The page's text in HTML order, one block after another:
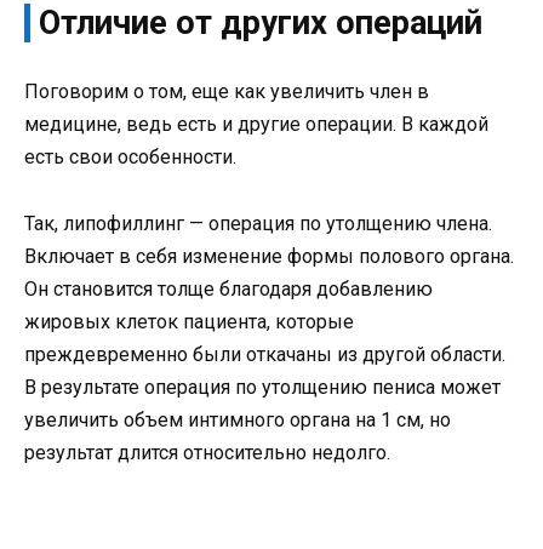
Отличие от других операций
Поговорим о том, еще как увеличить член в
медицине, ведь есть и другие операции. В каждой
есть свои особенности.
Так, липофиллинг — операция по утолщению члена.
Включает в себя изменение формы полового органа.
Он становится толще благодаря добавлению
жировых клеток пациента, которые
преждевременно были откачаны из другой области.
В результате операция по утолщению пениса может
увеличить объем интимного органа на 1 см, но
результат длится относительно недолго.